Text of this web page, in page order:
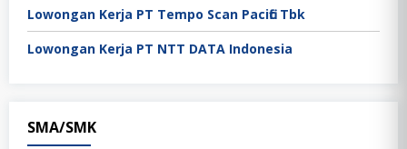
Lowongan Kerja PT Tempo Scan Pacific Tbk
Lowongan Kerja PT NTT DATA Indonesia
SMA/SMK